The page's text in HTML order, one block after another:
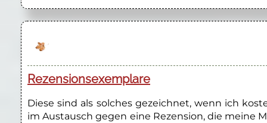
Rezensionsexemplare
Diese sind als solches gezeichnet, wenn ich
im Austausch gegen eine Rezension, die meine